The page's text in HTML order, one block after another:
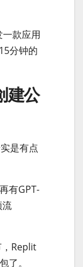
款应用
分钟的
建公
是有点
再有GPT-
流
Replit
了。